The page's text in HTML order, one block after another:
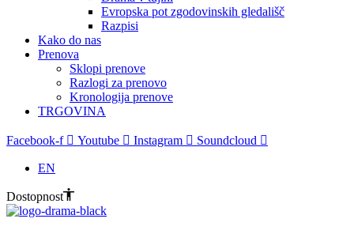
Evropska pot zgodovinskih gledališč
Razpisi
Kako do nas
Prenova
Sklopi prenove
Razlogi za prenovo
Kronologija prenove
TRGOVINA
Facebook-f Youtube Instagram Soundcloud
EN
Dostopnost